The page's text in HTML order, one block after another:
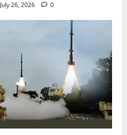
July 26, 2026 0